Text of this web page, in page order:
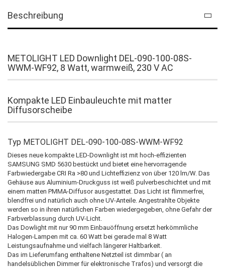
Beschreibung
METOLIGHT LED Downlight DEL-090-100-08S-
WWM-WF92, 8 Watt, warmweiß, 230 V AC
Kompakte LED Einbauleuchte mit matter
Diffusorscheibe
Typ METOLIGHT DEL-090-100-08S-WWM-WF92
Dieses neue kompakte LED-Downlight ist mit hoch-effizienten
SAMSUNG SMD 5630 bestückt und bietet eine hervorragende
Farbwiedergabe CRI Ra >80 und Lichteffizienz von über 120 lm/W. Das
Gehäuse aus Aluminium-Druckguss ist weiß pulverbeschichtet und mit
einem matten PMMA-Diffusor ausgestattet. Das Licht ist flimmerfrei,
blendfrei und natürlich auch ohne UV-Anteile. Angestrahlte Objekte
werden so in ihren natürlichen Farben wiedergegeben, ohne Gefahr der
Farbverblassung durch UV-Licht.
Das Dowlight mit nur 90 mm Einbauöffnung ersetzt herkömmliche
Halogen-Lampen mit ca. 60 Watt bei gerade mal 8 Watt
Leistungsaufnahme und vielfach längerer Haltbarkeit.
Das im Lieferumfang enthaltene Netzteil ist dimmbar ( an
handelsüblichen Dimmer für elektronische Trafos) und versorgt die